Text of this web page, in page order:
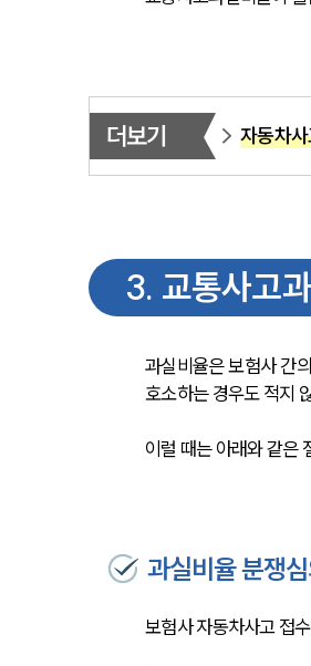
더보기 자동차
3. 교통사고
과실비율은 보험사 간
호소하는 경우도 적지
이럴 때는 아래와 같은
과실비율 분쟁
보험사 자동차사고 접